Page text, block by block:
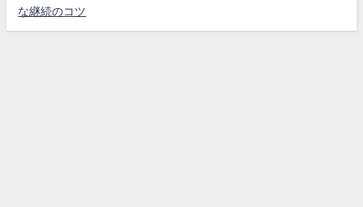
な継続のコツ